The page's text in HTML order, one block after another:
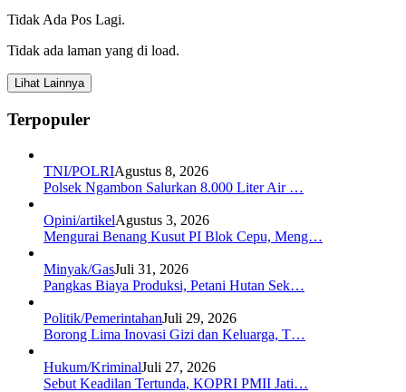
Tidak Ada Pos Lagi.
Tidak ada laman yang di load.
Lihat Lainnya
Terpopuler
TNI/POLRIAgustus 8, 2026
Polsek Ngambon Salurkan 8.000 Liter Air …
Opini/artikelAgustus 3, 2026
Mengurai Benang Kusut PI Blok Cepu, Meng…
Minyak/GasJuli 31, 2026
Pangkas Biaya Produksi, Petani Hutan Sek…
Politik/PemerintahanJuli 29, 2026
Borong Lima Inovasi Gizi dan Keluarga, T…
Hukum/KriminalJuli 27, 2026
Sebut Keadilan Tertunda, KOPRI PMII Jati…